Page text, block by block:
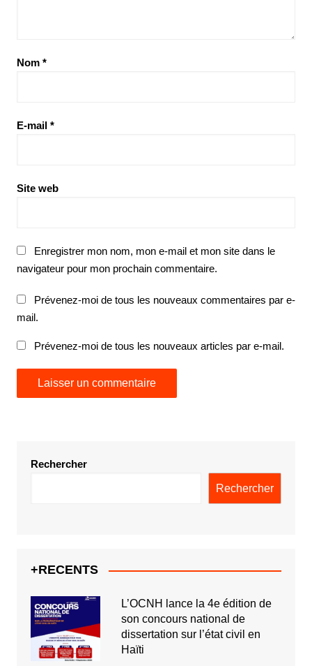
Nom *
E-mail *
Site web
Enregistrer mon nom, mon e-mail et mon site dans le
navigateur pour mon prochain commentaire.
Prévenez-moi de tous les nouveaux commentaires par e-
mail.
Prévenez-moi de tous les nouveaux articles par e-mail.
Rechercher
Rechercher
+RECENTS
L’OCNH lance la 4e édition de
son concours national de
dissertation sur l’état civil en
Haïti